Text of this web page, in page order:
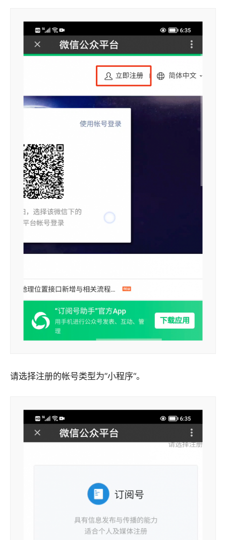
请选择注册的帐号类型为”小程序“。